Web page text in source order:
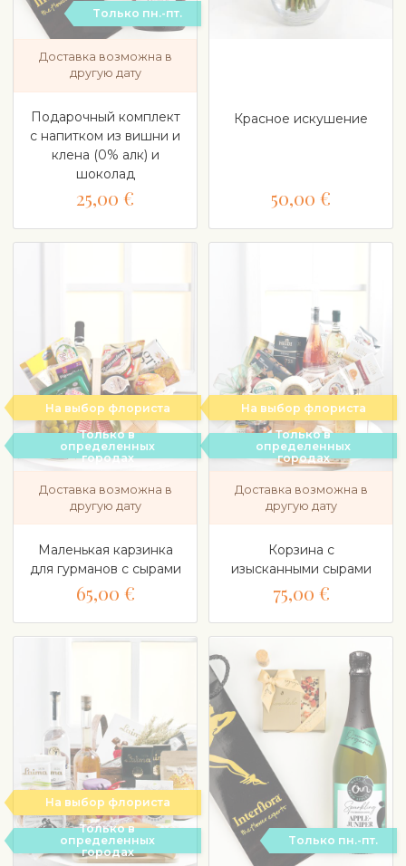
Tолько пн.-пт.
Доставка возможна в
другую дату
Подарочный комплект
с напитком из вишни и
клена (0% алк) и
шоколад
25,00 €
Красное искушение
50,00 €
На выбор флориста
Только в
определенных
городах
Доставка возможна в
другую дату
Маленькая карзинка
для гурманов с сырами
65,00 €
На выбор флориста
Только в
определенных
городах
Доставка возможна в
другую дату
Корзина с
изысканными сырами
75,00 €
На выбор флориста
Только в
определенных
городах
Tолько пн.-пт.